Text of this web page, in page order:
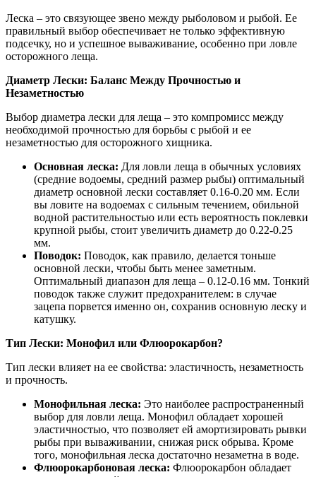
Леска – это связующее звено между рыболовом и рыбой. Ее
правильный выбор обеспечивает не только эффективную
подсечку, но и успешное вываживание, особенно при ловле
осторожного леща.
Диаметр Лески: Баланс Между Прочностью и
Незаметностью
Выбор диаметра лески для леща – это компромисс между
необходимой прочностью для борьбы с рыбой и ее
незаметностью для осторожного хищника.
Основная леска: Для ловли леща в обычных условиях
(средние водоемы, средний размер рыбы) оптимальный
диаметр основной лески составляет 0.16-0.20 мм. Если
вы ловите на водоемах с сильным течением, обильной
водной растительностью или есть вероятность поклевки
крупной рыбы, стоит увеличить диаметр до 0.22-0.25
мм.
Поводок: Поводок, как правило, делается тоньше
основной лески, чтобы быть менее заметным.
Оптимальный диапазон для леща – 0.12-0.16 мм. Тонкий
поводок также служит предохранителем: в случае
зацепа порвется именно он, сохранив основную леску и
катушку.
Тип Лески: Монофил или Флюорокарбон?
Тип лески влияет на ее свойства: эластичность, незаметность
и прочность.
Монофильная леска: Это наиболее распространенный
выбор для ловли леща. Монофил обладает хорошей
эластичностью, что позволяет ей амортизировать рывки
рыбы при вываживании, снижая риск обрыва. Кроме
того, монофильная леска достаточно незаметна в воде.
Флюорокарбоновая леска: Флюорокарбон обладает